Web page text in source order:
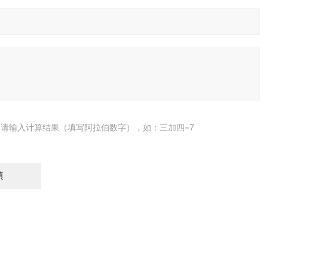
请输入计算结果（填写阿拉伯数字），如：三加四=7